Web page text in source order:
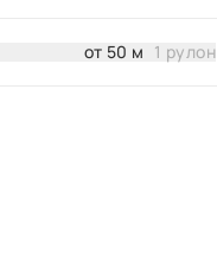
от 50 м 1 рулон